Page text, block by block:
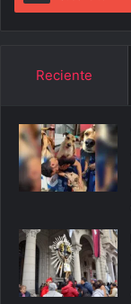
Reciente